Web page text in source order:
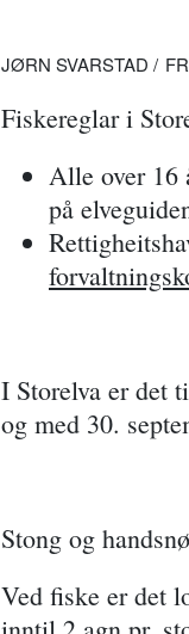
JØRN SVARSTAD
Fiskereglar i
Alle over 16
på
I Storelva er det
og med 30.
Stong og
Ved fiske er det